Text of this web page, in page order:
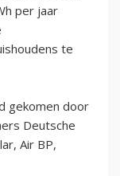
per jaar
te
gekomen door
Deutsche
Air BP,